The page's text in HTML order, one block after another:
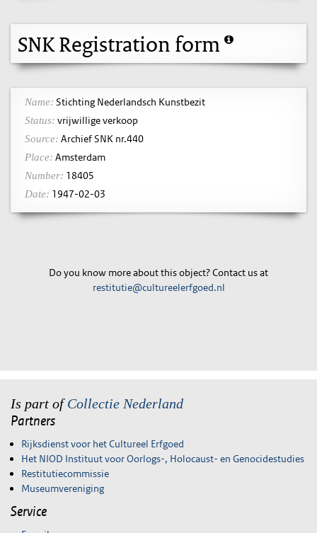
SNK Registration form
Name: Stichting Nederlandsch Kunstbezit
Status: vrijwillige verkoop
Source: Archief SNK nr.440
Place: Amsterdam
Number: 18405
Date: 1947-02-03
Do you know more about this object? Contact us at
restitutie@cultureelerfgoed.nl
Is part ofCollectie Nederland
Partners
Rijksdienst voor het Cultureel Erfgoed
Het NIOD Instituut voor Oorlogs-, Holocaust- en Genocidestudies
Restitutiecommissie
Museumvereniging
Service